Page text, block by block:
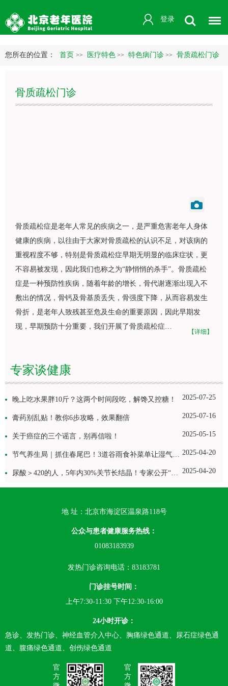
登录
您所在的位置： 首页 >> 医疗特色 >> 特色病门诊 >> 骨质疏松门诊
骨质疏松门诊
骨质疏松症是老年人常见的疾病之一，是严重危害老年人身体
健康的疾病，以往由于大家对骨质疏松的认识不足，对该病的
重视程度不够，特别是骨质疏松症早期无明显的临床症状，更
不容易被发现，因此我们也称之为“静悄悄的杀手”。骨质疏松
症是一种预防性疾病，随着年龄的增长，骨代谢逐渐出现入不
敷出的情况，骨钙及骨基质丢失，骨强度下降，从而容易发生
骨折，是老年人致残甚至危及生命的重要原因，因此早期发
现，早期预防十分重要，我们开展了骨质疏松症…
【详细】
专家谈健康
2025-07-25
晚上吃水果胖10斤？这两个时间段吃，解馋又控糖！
2025-07-16
膏药别乱贴！教你6步攻略，效果翻倍
2025-05-15
关于癌症的三个谣言，别再信啦！
2025-04-20
节气养生局｜抓住春尾巴！3道谷雨食补菜单让湿气绕道走！
2025-04-20
尿酸＞420的人，5年内30%关节长结晶！专家公开“控风”修炼三步曲
地 址：北京市海淀区温泉路118号
公众与患者健康服务热线：
01083183939
发热门诊咨询电话：83183781
门诊挂号时间：
上午7:30-11:30 下午12:30-16:00
24小时开诊：
急诊、发热门诊、神经血管介入中心、胸痛绿色通道、尿石症绿色通
道、腹痛绿色通道、创伤绿色通道
官
方
官
方